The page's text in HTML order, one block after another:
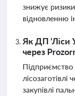
знижує
відновленню
Як ДП 'Ліси
через
Підприємство
закупівлі